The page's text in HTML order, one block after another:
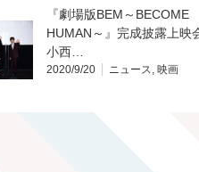
『劇場版BEM～BECOME
HUMAN～』完成披露上
小西…
2020/9/20 ニュース, 映画